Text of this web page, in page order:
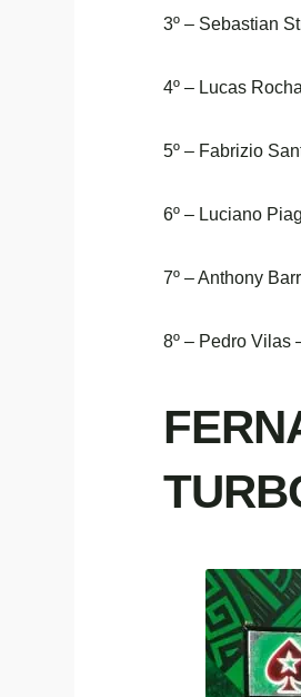
3º – Sebastian
4º – Lucas
5º – Fabrizio
6º – Luciano
7º – Anthony
8º – Pedro Vilas